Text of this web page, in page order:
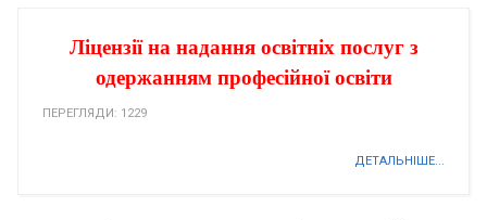
Ліцензії на надання освітніх послуг з
одержанням професійної освіти
ПЕРЕГЛЯДИ: 1229
ДЕТАЛЬНІШЕ...